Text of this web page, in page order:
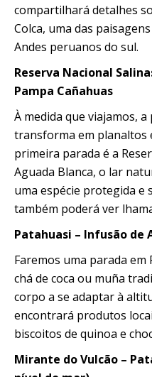
compartilhará detalhes
Colca, uma das
Andes peruanos do sul.
Reserva Nacional
Pampa Cañahuas
À medida que viajamos,
transforma em planaltos
primeira parada é a
Aguada Blanca, o lar
uma espécie protegida e
também poderá ver
Patahuasi – Infusão de
Faremos uma parada
chá de coca ou muña
corpo a se adaptar à
encontrará produtos
biscoitos de quinoa e
Mirante do Vulcão –